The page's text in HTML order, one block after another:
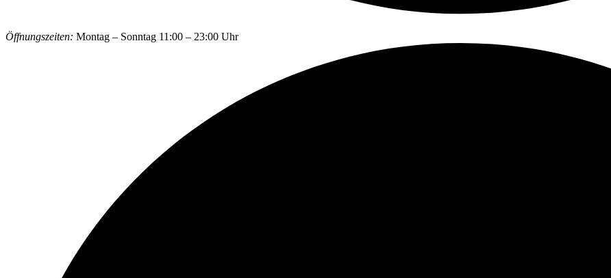
Öffnungszeiten: Montag – Sonntag 11:00 – 23:00 Uhr